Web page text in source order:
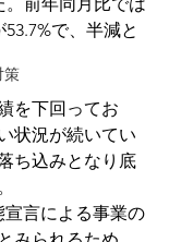
策
で、半減と
を下回ってお
状況が続いてい
ち込みとなり底
言による事業の